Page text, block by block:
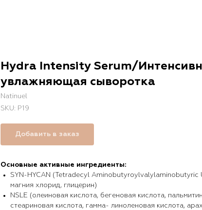
Hydra Intensity Serum/
увлажняющая сыворотка
Natinuel
SKU: P19
Добавить в заказ
Основные активные ингредиенты:
SYN-HYCAN (Tetradecyl Aminobutyroylvalylaminobutyric
магния хлорид, глицерин)
NSLE (олеиновая кислота, бегеновая кислота,
стеариновая кислота, гамма- линоленовая кислота,